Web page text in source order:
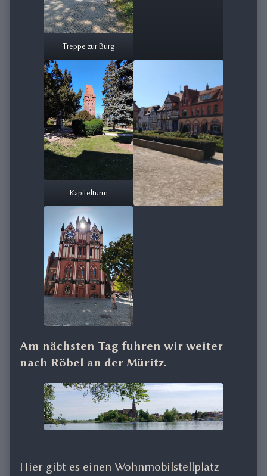
Treppe zur Burg
Kapitelturm
Am nächsten Tag fuhren wir weiter
nach Röbel an der Müritz.
Hier gibt es einen Wohnmobilstellplatz